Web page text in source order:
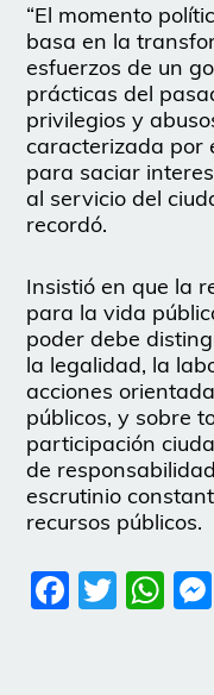
“El momento
basa en la
esfuerzos de un
prácticas del
privilegios y
caracterizada por
para saciar
al servicio del
recordó.
Insistió en que la
para la vida
poder debe
la legalidad, la
acciones
públicos, y sobre
participación
de
escrutinio
recursos públicos.